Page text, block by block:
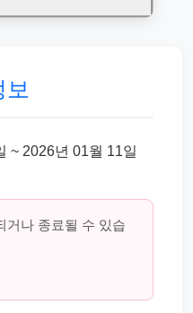
~ 2026년 01월 11일
나 종료될 수 있습